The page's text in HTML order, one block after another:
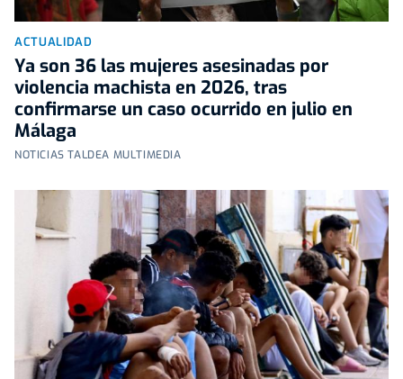
ACTUALIDAD
Ya son 36 las mujeres asesinadas por
violencia machista en 2026, tras
confirmarse un caso ocurrido en julio en
Málaga
NOTICIAS TALDEA MULTIMEDIA